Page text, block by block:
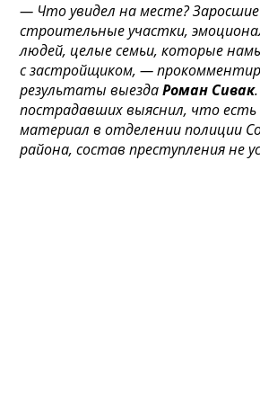
— Что увидел на месте?
строительные участки,
людей, целые семьи, которые
с застройщиком, —
результаты выездаРоман Сивак.
пострадавших выяснил, что есть
материал в отделении полиции
района, состав преступления не